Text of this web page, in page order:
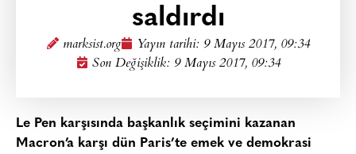
saldırdı
marksist.org Yayın tarihi: 9 Mayıs 2017, 09:34
Son Değişiklik: 9 Mayıs 2017, 09:34
Le Pen karşısında başkanlık seçimini kazanan
Macron’a karşı dün Paris’te emek ve demokrasi